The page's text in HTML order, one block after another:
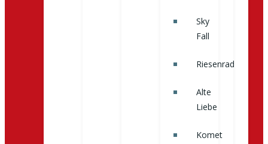
Sky
Fall
Riesenrad
Alte
Liebe
Komet